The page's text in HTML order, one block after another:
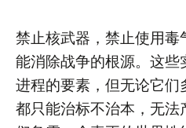
禁止核武器，禁止使用
能消除战争的根源。这
进程的要素，但无论它们
都只能治标不治本，无